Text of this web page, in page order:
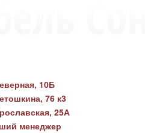
10Б
76 к3
25А
менеджер